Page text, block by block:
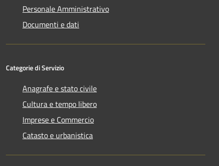
Personale Amministrativo
Documenti e dati
Categorie di Servizio
Anagrafe e stato civile
Cultura e tempo libero
Imprese e Commercio
Catasto e urbanistica